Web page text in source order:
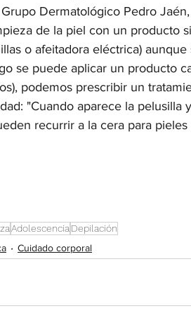
Dermatológico Pedro
de la piel con un producto
o afeitadora eléctrica)
se puede aplicar un producto
podemos prescribir un
"Cuando aparece la pelusilla
recurrir a la cera para
Adolescencia Depilación
Cuidado corporal